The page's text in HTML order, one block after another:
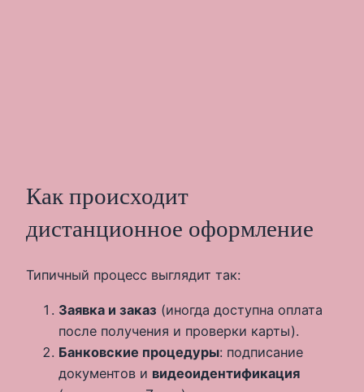
Как происходит
дистанционное оформление
Типичный процесс выглядит так:
Заявка и заказ (иногда доступна оплата
после получения и проверки карты).
Банковские процедуры: подписание
документов и видеоидентификация